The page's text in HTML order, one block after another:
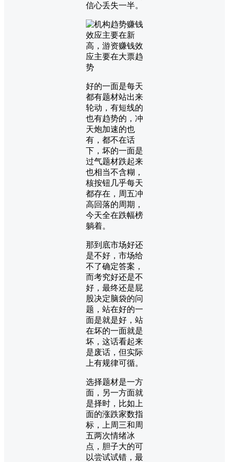
信心丢失一半。
好的一面是每天
都有题材站出来
轮动，有短线的
也有趋势的，冲
天炮加速的也
有，都不在话
下，坏的一面是
过气题材跌起来
也相当不含糊，
核按钮几乎每天
都存在，周五冲
高回落的周期，
今天全在跌幅榜
躺着。
那到底市场好还
是不好，市场给
不了确定答案，
而考究好还是不
好，最终还是屁
股决定脑袋的问
题，站在好的一
面是就是好，站
在坏的一面就是
坏，这话看起来
是废话，但实际
上有规律可循。
选择题材是一方
面，另一方面就
是择时，比如上
面的涨跌家数指
标，上周三和周
五两次情绪冰
点，胆子大的可
以尝试试错，最